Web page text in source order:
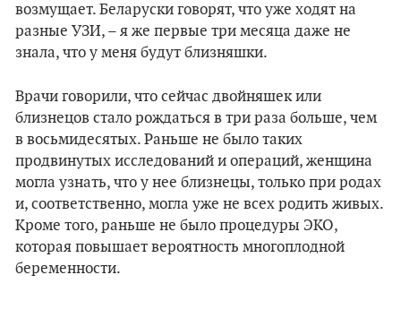
возмущает. Беларуски говорят, что уже ходят на
разные УЗИ, – я же первые три месяца даже не
знала, что у меня будут близняшки.
Врачи говорили, что сейчас двойняшек или
близнецов стало рождаться в три раза больше, чем
в восьмидесятых. Раньше не было таких
продвинутых исследований и операций, женщина
могла узнать, что у нее близнецы, только при родах
и, соответственно, могла уже не всех родить живых.
Кроме того, раньше не было процедуры ЭКО,
которая повышает вероятность многоплодной
беременности.